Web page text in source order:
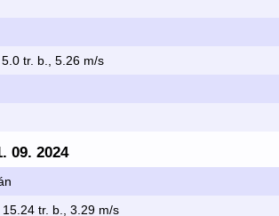
tr. b., 5.26 m/s
09. 2024
tr. b., 3.29 m/s